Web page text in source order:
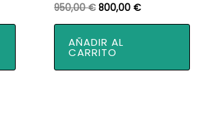
950,00€ El
era:
950,00 €.
800,00 €El
AÑADIR AL
CARRITO